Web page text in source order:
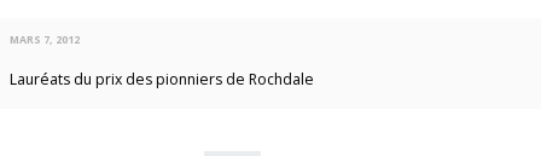
MARS 7, 2012
Lauréats du prix des pionniers de Rochdale